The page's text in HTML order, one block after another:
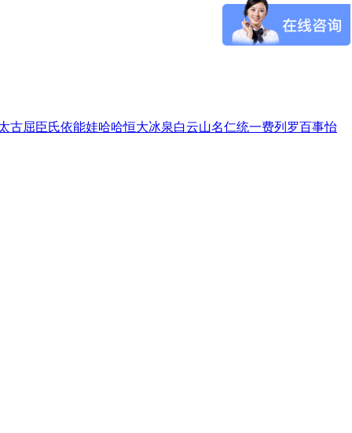
古屈臣氏依能娃哈哈恒大冰泉白云山名仁统一费列罗百事怡